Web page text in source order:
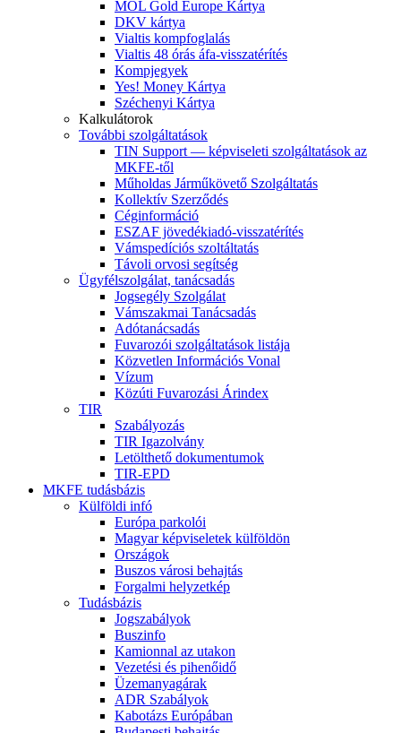
MOL Gold Europe Kártya
DKV kártya
Vialtis kompfoglalás
Vialtis 48 órás áfa-visszatérítés
Kompjegyek
Yes! Money Kártya
Széchenyi Kártya
Kalkulátorok
További szolgáltatások
TIN Support — képviseleti szolgáltatások az
MKFE-től
Műholdas Járműkövető Szolgáltatás
Kollektív Szerződés
Céginformáció
ESZAF jövedékiadó-visszatérítés
Vámspedíciós szoltáltatás
Távoli orvosi segítség
Ügyfélszolgálat, tanácsadás
Jogsegély Szolgálat
Vámszakmai Tanácsadás
Adótanácsadás
Fuvarozói szolgáltatások listája
Közvetlen Információs Vonal
Vízum
Közúti Fuvarozási Árindex
TIR
Szabályozás
TIR Igazolvány
Letölthető dokumentumok
TIR-EPD
MKFE tudásbázis
Külföldi infó
Európa parkolói
Magyar képviseletek külföldön
Országok
Buszos városi behajtás
Forgalmi helyzetkép
Tudásbázis
Jogszabályok
Buszinfo
Kamionnal az utakon
Vezetési és pihenőidő
Üzemanyagárak
ADR Szabályok
Kabotázs Európában